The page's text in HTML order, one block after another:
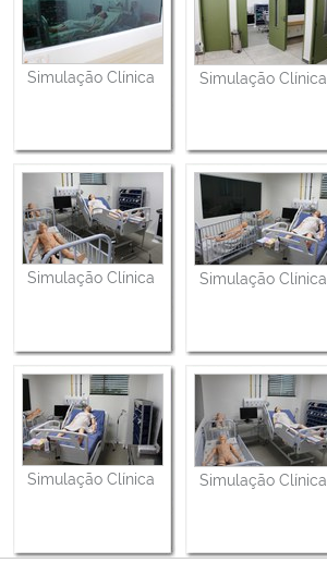
Simulação Clínica Simulação Clínica
Simulação Clínica Simulação Clínica
Simulação Clínica Simulação Clínica